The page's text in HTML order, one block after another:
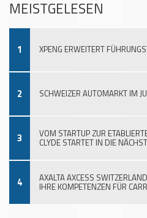
MEISTGELESEN
1 XPENG ERWEITERT
2 SCHWEIZER AUTOMARKT IM
3 VOM STARTUP ZUR
CLYDE STARTET IN DIE
4 AXALTA AXCESS
IHRE KOMPETENZEN FÜR